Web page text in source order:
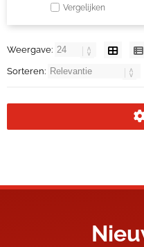
Vergelijken
Weergave:
Sorteren: